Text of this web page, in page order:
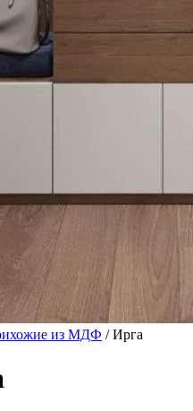
из МДФ / Ирга